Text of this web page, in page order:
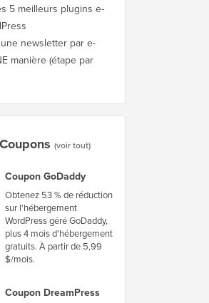
5 meilleurs plugins e-
newsletter par e-
manière (étape par
(voir tout)
Coupon GoDaddy
Obtenez 53 % de réduction
sur l'hébergement
WordPress géré GoDaddy,
plus 4 mois d'hébergement
gratuits. À partir de 5,99
$/mois.
Coupon DreamPress